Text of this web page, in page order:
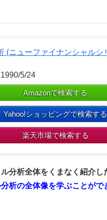
(ニューファイナンシャルシ
5/24
Amazonで検索する
Yahoo!ショッピングで検索する
楽天市場で検索する
分析全体をくまなく紹介し
析の全体像を学ぶことがで